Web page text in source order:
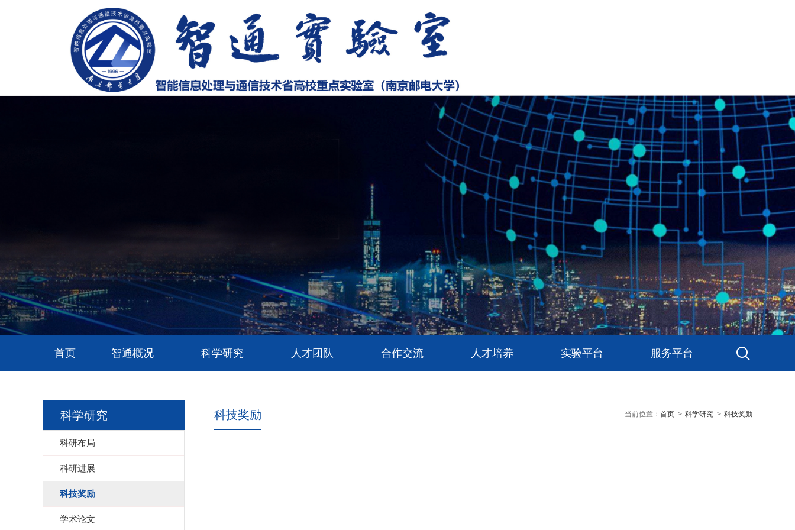
首页 智通概况 科学研究 人才团队 合作交流 人才培养 实验平台 服务平台
科学研究
科研布局
科研进展
科技奖励
学术论文
当前位置： 首页 > 科学研究 > 科技奖励
科技奖励